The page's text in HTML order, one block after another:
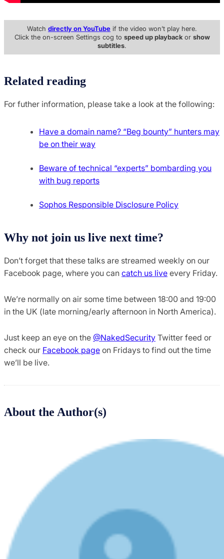
Watch directly on YouTube if the video won’t play here.
Click the on-screen Settings cog to speed up playbackor show
subtitles.
Related reading
For futher information, please take a look at the following:
Have a domain name? “Beg bounty” hunters may
be on their way
Beware of technical “experts” bombarding you
with bug reports
Sophos Responsible Disclosure Policy
Why not join us live next time?
Don’t forget that these talks are streamed weekly on our
Facebook page, where you can catch us live every Friday.
We’re normally on air some time between 18:00 and 19:00
in the UK (late morning/early afternoon in North America).
Just keep an eye on the @NakedSecurity Twitter feed or
check our Facebook page on Fridays to find out the time
we’ll be live.
About the Author(s)